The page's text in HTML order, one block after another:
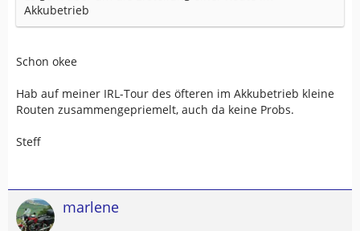
Akkubetrieb
Schon okee
Hab auf meiner IRL-Tour des öfteren im Akkubetrieb kleine
Routen zusammengepriemelt, auch da keine Probs.
Steff
marlene